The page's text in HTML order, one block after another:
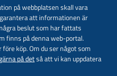
på webbplatsen skall vara
att informationen är
beslut som har fattats
finns på denna web-portal.
köp. Om du ser något som
på detså att vi kan uppdatera